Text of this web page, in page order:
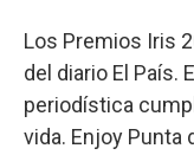
Los Premios Iris
del diario El País.
periodística
vida. Enjoy Punta